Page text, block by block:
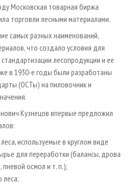
Московская товарная биржа
торговли лесными материалами.
самых разных наименований,
что создало условия для
лесопродукции и ее
в 1930-е годы были разработаны
(ОСТы) на пиловочник и
Кузнецов впервые предложил
используемые в круглом виде
для переработки (балансы, дрова
пневой осмол и т. п.);
леса;